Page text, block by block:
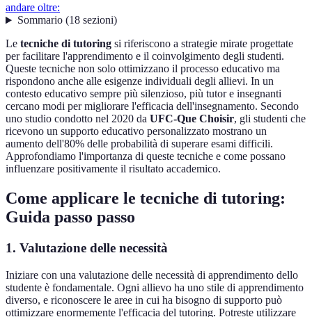
andare oltre:
Sommario(18 sezioni)
Le tecniche di tutoring si riferiscono a strategie mirate progettate
per facilitare l'apprendimento e il coinvolgimento degli studenti.
Queste tecniche non solo ottimizzano il processo educativo ma
rispondono anche alle esigenze individuali degli allievi. In un
contesto educativo sempre più silenzioso, più tutor e insegnanti
cercano modi per migliorare l'efficacia dell'insegnamento. Secondo
uno studio condotto nel 2020 da UFC-Que Choisir, gli studenti che
ricevono un supporto educativo personalizzato mostrano un
aumento dell'80% delle probabilità di superare esami difficili.
Approfondiamo l'importanza di queste tecniche e come possano
influenzare positivamente il risultato accademico.
Come applicare le tecniche di tutoring:
Guida passo passo
1. Valutazione delle necessità
Iniziare con una valutazione delle necessità di apprendimento dello
studente è fondamentale. Ogni allievo ha uno stile di apprendimento
diverso, e riconoscere le aree in cui ha bisogno di supporto può
ottimizzare enormemente l'efficacia del tutoring. Potreste utilizzare